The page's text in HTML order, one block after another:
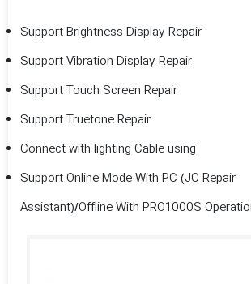
Support Brightness Display Repair
Support Vibration Display Repair
Support Touch Screen Repair
Support Truetone Repair
Connect with lighting Cable using
Support Online Mode With PC (JC Repair
Assistant)/Offline With PRO1000S